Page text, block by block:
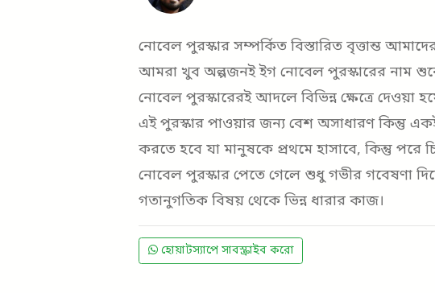
নোবেল পুরস্কার সম্পর্কিত বিস্তারিত বৃত্তান্ত
আমরা খুব অল্পজনই ইগ নোবেল পুরস্কারের নাম
নোবেল পুরস্কারেরই আদলে বিভিন্ন ক্ষেত্রে দেওয়া
এই পুরস্কার পাওয়ার জন্য বেশ অসাধারণ কিন্তু
করতে হবে যা মানুষকে প্রথমে হাসাবে, কিন্তু পরে
নোবেল পুরস্কার পেতে গেলে শুধু গভীর গবেষণা
গতানুগতিক বিষয় থেকে ভিন্ন ধারার কাজ।
হোয়াটস্যাপে সাবস্ক্রাইব করো